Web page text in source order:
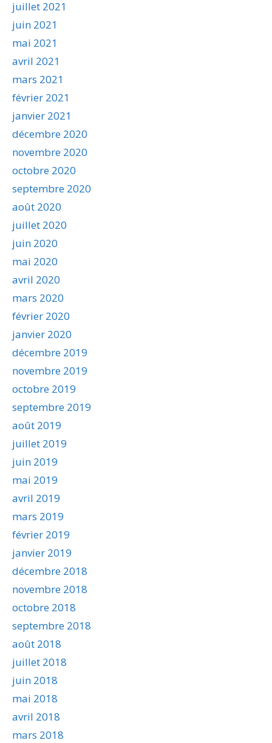
juillet 2021
juin 2021
mai 2021
avril 2021
mars 2021
février 2021
janvier 2021
décembre 2020
novembre 2020
octobre 2020
septembre 2020
août 2020
juillet 2020
juin 2020
mai 2020
avril 2020
mars 2020
février 2020
janvier 2020
décembre 2019
novembre 2019
octobre 2019
septembre 2019
août 2019
juillet 2019
juin 2019
mai 2019
avril 2019
mars 2019
février 2019
janvier 2019
décembre 2018
novembre 2018
octobre 2018
septembre 2018
août 2018
juillet 2018
juin 2018
mai 2018
avril 2018
mars 2018